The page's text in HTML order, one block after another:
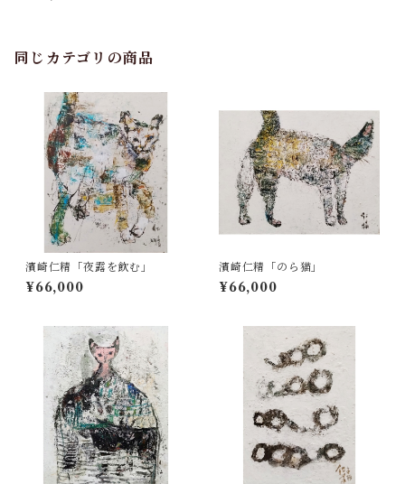
同じカテゴリの商品
濱崎仁精「夜露を飲む」
¥66,000
濱崎仁精「のら猫」
¥66,000